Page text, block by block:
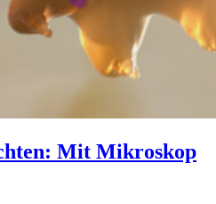
Mit Mikroskop